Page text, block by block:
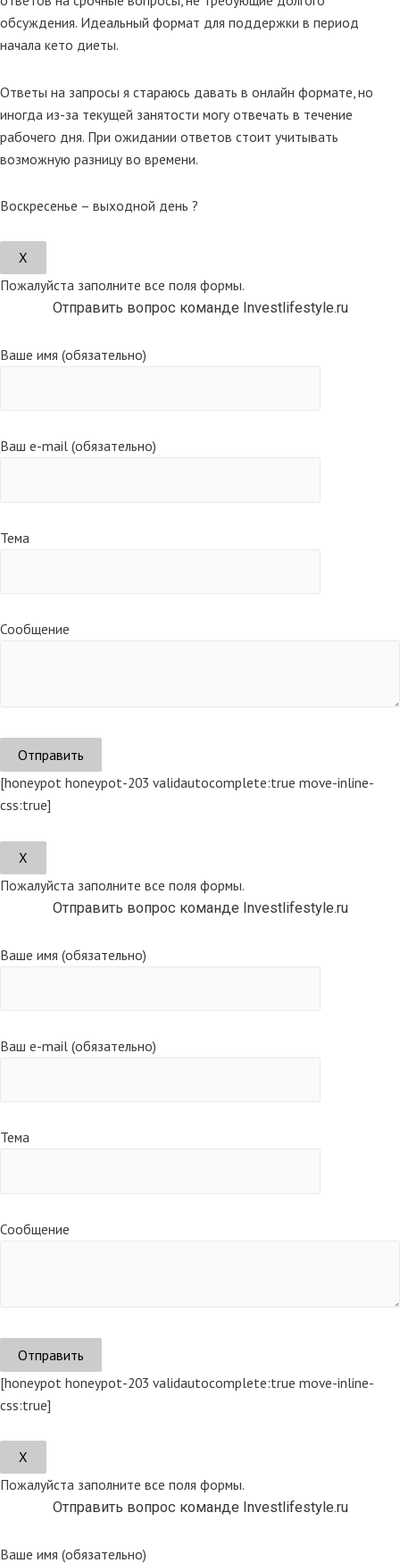
обсуждения. Идеальный формат для поддержки в период
начала кето диеты.
Ответы на запросы я стараюсь давать в онлайн формате, но
иногда из-за текущей занятости могу отвечать в течение
рабочего дня. При ожидании ответов стоит учитывать
возможную разницу во времени.
Воскресенье – выходной день ?
Х
Пожалуйста заполните все поля формы.
Отправить вопрос команде Investlifestyle.ru
Ваше имя (обязательно)
Ваш e-mail (обязательно)
Тема
Сообщение
[honeypot honeypot-203 validautocomplete:true move-inline-
css:true]
Х
Пожалуйста заполните все поля формы.
Отправить вопрос команде Investlifestyle.ru
Ваше имя (обязательно)
Ваш e-mail (обязательно)
Тема
Сообщение
[honeypot honeypot-203 validautocomplete:true move-inline-
css:true]
Х
Пожалуйста заполните все поля формы.
Отправить вопрос команде Investlifestyle.ru
Ваше имя (обязательно)